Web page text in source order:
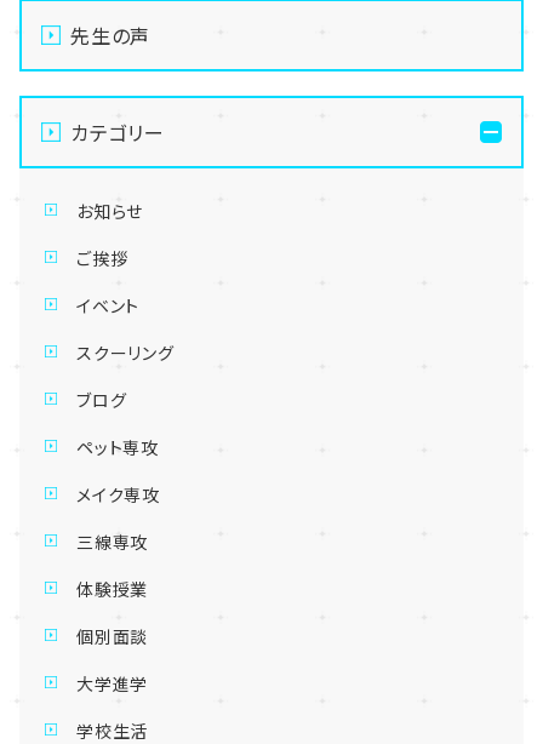
先生の声
カテゴリー
お知らせ
ご挨拶
イベント
スクーリング
ブログ
ペット専攻
メイク専攻
三線専攻
体験授業
個別面談
大学進学
学校生活